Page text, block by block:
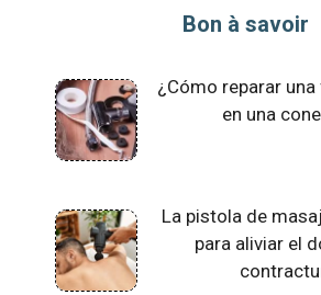
Bon à savoir
¿Cómo reparar
en una
La pistola de
para aliviar el